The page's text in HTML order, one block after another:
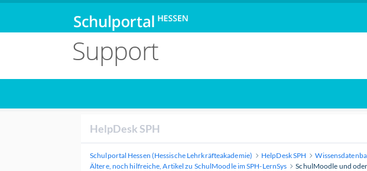
Support
HelpDesk SPH
Schulportal Hessen (Hessische Lehrkräfteakademie) HelpDesk SPH
Ältere, noch hilfreiche, Artikel zu SchulMoodle im SPH-LernSys
SchulMoodle und